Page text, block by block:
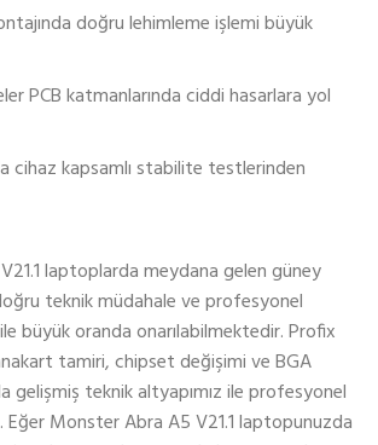
doğru lehimleme işlemi büyük
PCB katmanlarında ciddi hasarlara yol
cihaz kapsamlı stabilite testlerinden
laptoplarda meydana gelen güney
teknik müdahale ve profesyonel
büyük oranda onarılabilmektedir. Profix
tamiri, chipset değişimi ve BGA
gelişmiş teknik altyapımız ile profesyonel
Monster Abra A5 V21.1 laptopunuzda